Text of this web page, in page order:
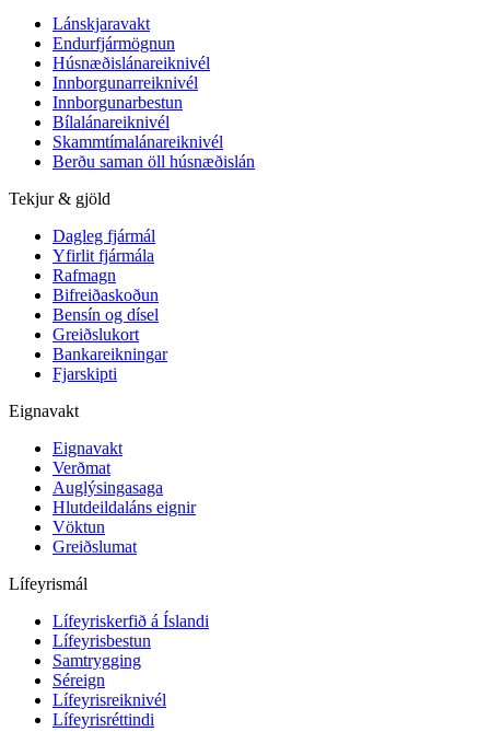
Lánskjaravakt
Endurfjármögnun
Húsnæðislánareiknivél
Innborgunarreiknivél
Innborgunarbestun
Bílalánareiknivél
Skammtímalánareiknivél
Berðu saman öll húsnæðislán
Tekjur & gjöld
Dagleg fjármál
Yfirlit fjármála
Rafmagn
Bifreiðaskoðun
Bensín og dísel
Greiðslukort
Bankareikningar
Fjarskipti
Eignavakt
Eignavakt
Verðmat
Auglýsingasaga
Hlutdeildaláns eignir
Vöktun
Greiðslumat
Lífeyrismál
Lífeyriskerfið á Íslandi
Lífeyrisbestun
Samtrygging
Séreign
Lífeyrisreiknivél
Lífeyrisréttindi